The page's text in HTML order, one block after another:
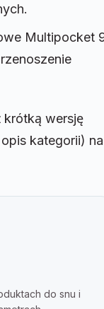
Multipocket
krótką wersję
kategorii) na
do snu i